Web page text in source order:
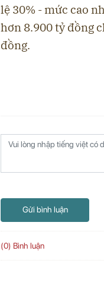
lệ 30% - mức cao
hơn 8.900 tỷ đồng
đồng.
Gửi bình luận
(0) Bình luận